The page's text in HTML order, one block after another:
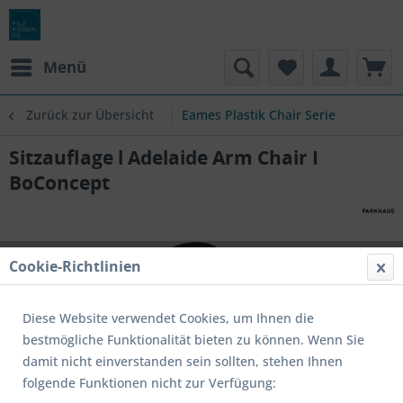
Menü
Zurück zur Übersicht Eames Plastik Chair Serie
Sitzauflage l Adelaide Arm Chair I
BoConcept
Cookie-Richtlinien
Diese Website verwendet Cookies, um Ihnen die
bestmögliche Funktionalität bieten zu können. Wenn Sie
damit nicht einverstanden sein sollten, stehen Ihnen
folgende Funktionen nicht zur Verfügung: